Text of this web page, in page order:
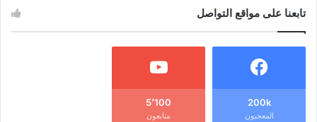
تابعنا على مواقع التواصل
200k
المعجبون
5٬100
متابعون